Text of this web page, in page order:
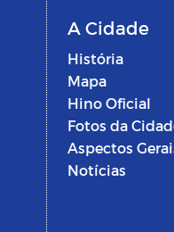
A Cidade
História
Mapa
Hino Oficial
Fotos da
Aspectos
Notícias